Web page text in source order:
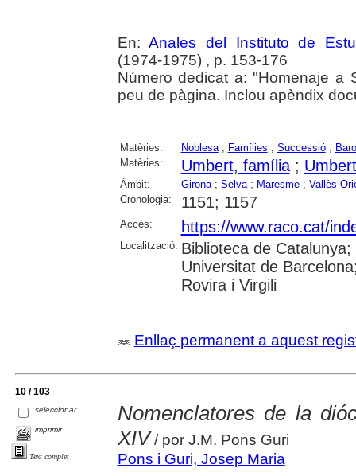
En:Anales del Instituto de
(1974-1975) , p. 153-176
Número dedicat a: "Homenaje a
peu de pàgina. Inclou apèndix
Matèries: Noblesa; Famílies ; Successió;
Matèries:
Umbert, família;
Àmbit: Girona; Selva; Maresme; Vallès
Cronologia:
1151; 1157
Accés: https://www.raco.cat/
Localització: Biblioteca de
Universitat de
Rovira i Virgili
Enllaç permanent a aquest
10 / 103
seleccionar
imprimir
Text complet
Nomenclatores de la
XIV/ por J.M. Pons Guri
Pons i Guri, Josep Maria